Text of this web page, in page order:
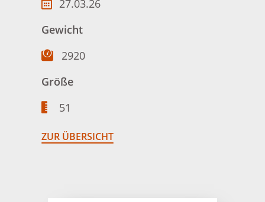
27.03.26
Gewicht
2920
Größe
51
ZUR ÜBERSICHT